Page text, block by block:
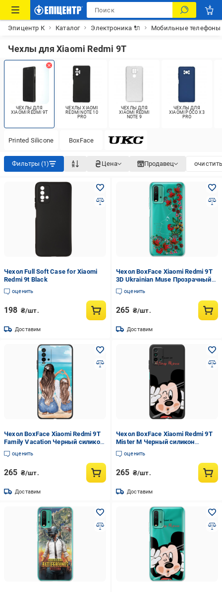
Эпицентр К Каталог Электроника 🔌 Мобильные телефоны
Чехлы для Xiaomi Redmi 9T
ЧЕХЛЫ ДЛЯ
XIAOMI REDMI 9T
ЧЕХЛЫ XIAOMI
REDMI NOTE 10
PRO
ЧЕХЛЫ ДЛЯ
XIAOMI REDMI
NOTE 9
ЧЕХЛЫ ДЛЯ
XIAOMI POCO X3
PRO
Printed Silicone BoxFace
Фильтры (1) Цена Продавец
Чехол Full Soft Case for Xiaomi
Redmi 9t Black
оценить
198 ₴/шт.
Доставим
Чехол BoxFace Xiaomi Redmi 9T
3D Ukrainian Muse Прозрачный
силикон (41685-bk64-41685)
оценить
265 ₴/шт.
Доставим
Чехол BoxFace Xiaomi Redmi 9T
Family Vacation Черный силикон
(41685-up2380-42106)
оценить
265 ₴/шт.
Доставим
Чехол BoxFace Xiaomi Redmi 9T
Mister M Черный силикон
(41685-cc58-42106)
оценить
265 ₴/шт.
Доставим